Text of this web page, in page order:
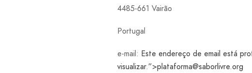
4485-661 Vairão
Portugal
e-mail: Este endereço de email está
visualizar.”>plataforma@saborlivre.org